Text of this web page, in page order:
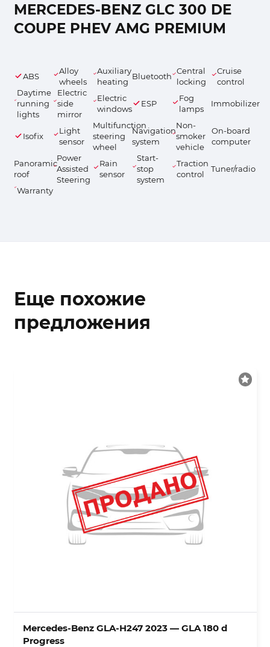
MERCEDES-BENZ GLC 300 DE
COUPE PHEV AMG PREMIUM
ABS
Alloy
wheels
Auxiliary
heating
Bluetooth
Central
locking
Cruise
control
Daytime
running
lights
Electric
side
mirror
Electric
windows
ESP
Fog
lamps
Immobilizer
Isofix
Light
sensor
Multifunction
steering
wheel
Navigation
system
Non-
smoker
vehicle
On-board
computer
Panoramic
roof
Power
Assisted
Steering
Rain
sensor
Start-
stop
system
Traction
control
Tuner/radio
Warranty
Еще похожие
предложения
Mercedes-Benz GLA-H247 2023 — GLA 180 d
Progress